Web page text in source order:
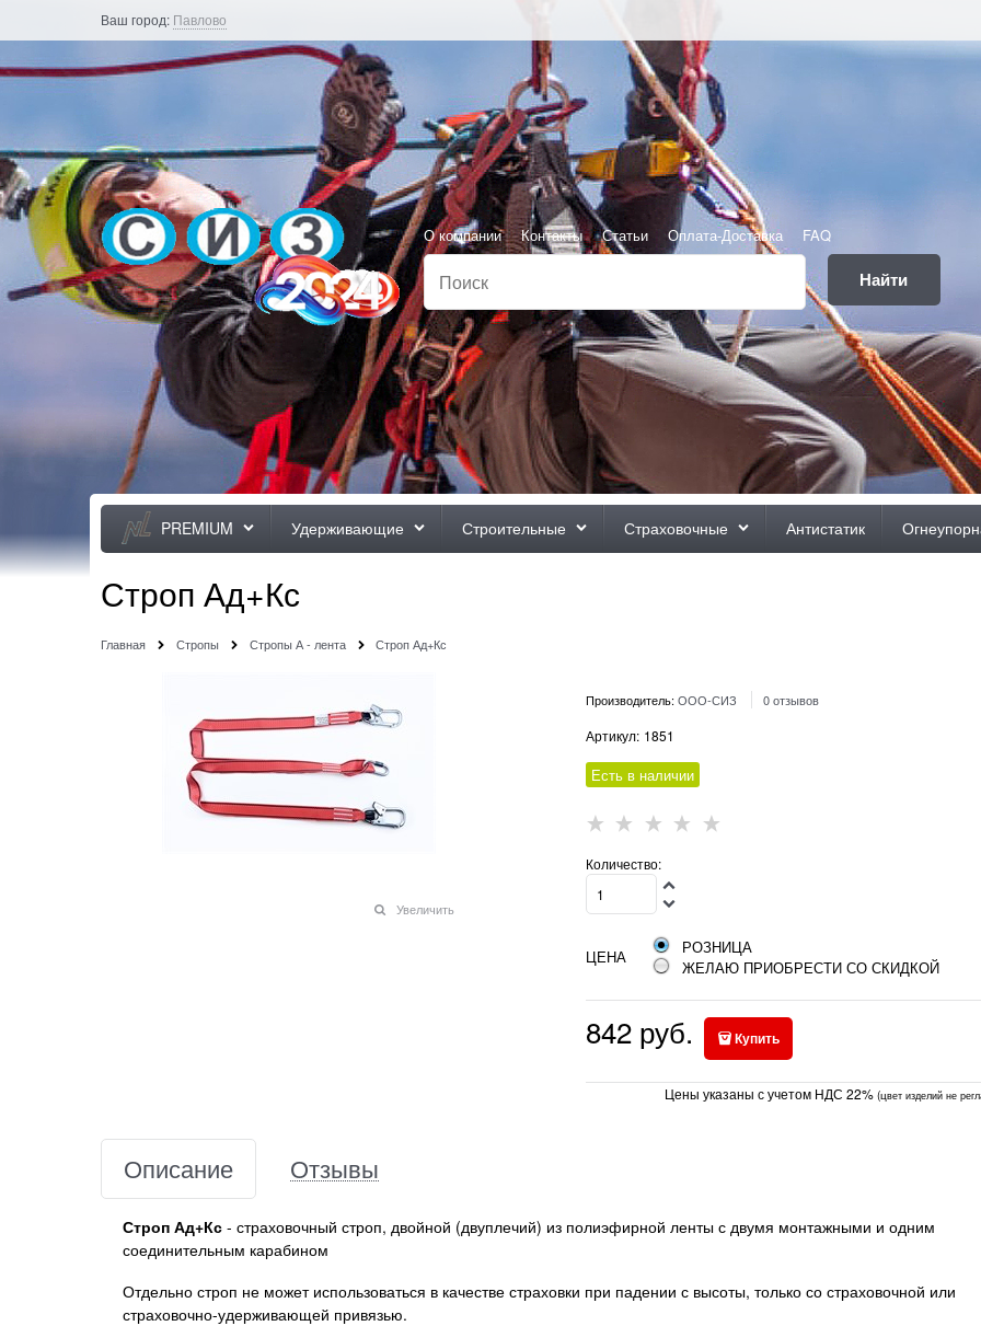
Ваш город: Павлово
О компании Контакты Статьи Оплата-Доставка FAQ
Найти
PREMIUM Удерживающие Строительные Страховочные Антистатик
Строп Ад+Кс
Главная Стропы Стропы А - лента Строп Ад+Кс
Увеличить
Производитель: ООО-СИЗ 0 отзывов
Артикул: 1851
Есть в наличии
Количество:
ЦЕНА
РОЗНИЦА
ЖЕЛАЮ ПРИОБРЕСТИ СО СКИДКОЙ
842 руб. Купить
Цены указаны с учетом НДС 22% (цвет изделий не
Описание Отзывы
Строп Ад+Кс - страховочный строп, двойной (двуплечий) из полиэфирной ленты с двумя монтажными и одним
соединительным карабином
Отдельно строп не может использоваться в качестве страховки при падении с высоты, только со страховочной или
страховочно-удерживающей привязью.